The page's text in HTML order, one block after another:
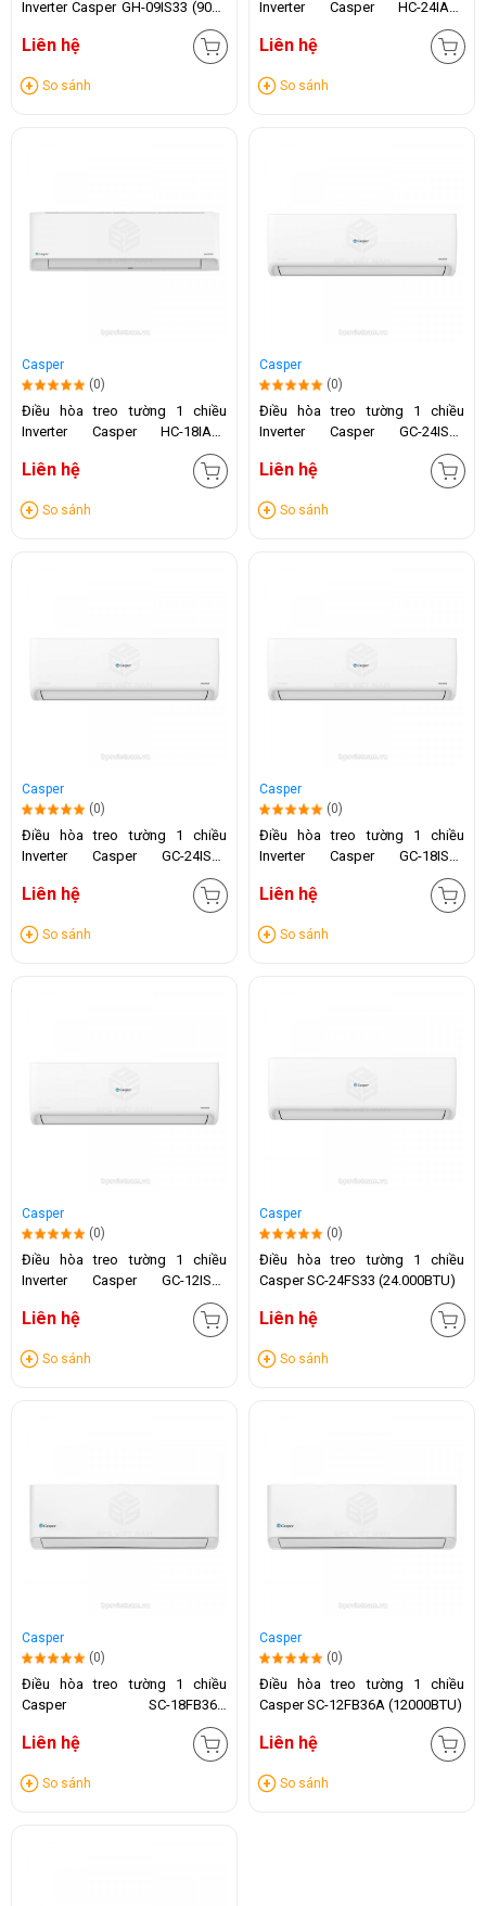
Inverter Casper GH-09IS33 (9000
Liên hệ
So sánh
Inverter Casper HC-24IA32
Liên hệ
So sánh
Casper
(0)
Điều hòa treo tường 1 chiều
Inverter Casper HC-18IA32
Liên hệ
So sánh
Casper
(0)
Điều hòa treo tường 1 chiều
Inverter Casper GC-24IS33
Liên hệ
So sánh
Casper
(0)
Điều hòa treo tường 1 chiều
Inverter Casper GC-24IS32
Liên hệ
So sánh
Casper
(0)
Điều hòa treo tường 1 chiều
Inverter Casper GC-18IS33
Liên hệ
So sánh
Casper
(0)
Điều hòa treo tường 1 chiều
Inverter Casper GC-12IS35
Liên hệ
So sánh
Casper
(0)
Điều hòa treo tường 1 chiều
Casper SC-24FS33 (24.000BTU)
Liên hệ
So sánh
Casper
(0)
Điều hòa treo tường 1 chiều
Casper SC-18FB36A
Liên hệ
So sánh
Casper
(0)
Điều hòa treo tường 1 chiều
Casper SC-12FB36A (12000BTU)
Liên hệ
So sánh